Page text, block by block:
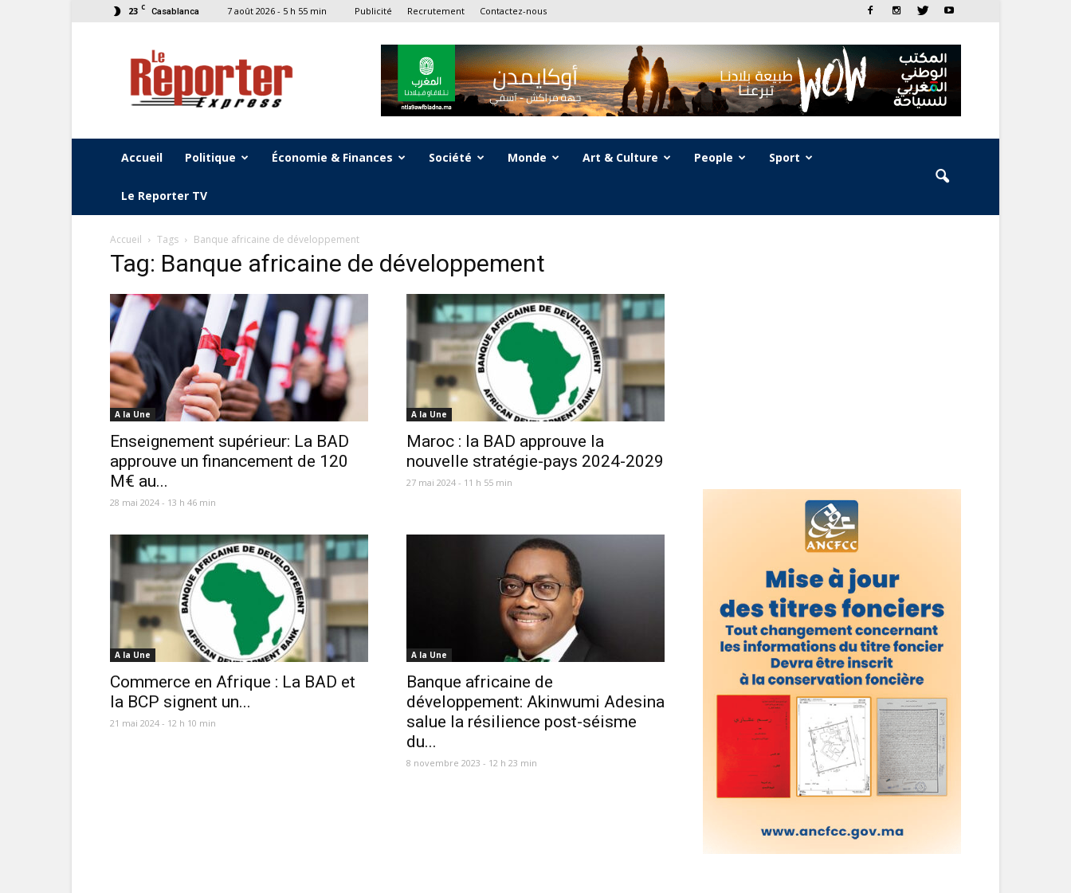
23 C Casablanca 7 août 2026 - 5 h 55 min Publicité Recrutement Contactez-nous
Le
Reporter
Express
Accueil Politique Économie & Finances Société Monde Art & Culture People Sport
Le Reporter TV
Accueil Tags Banque africaine de développement
Tag: Banque africaine de développement
A la Une
Enseignement supérieur: La BAD
approuve un financement de 120
M€ au...
28 mai 2024 - 13 h 46 min
A la Une
Maroc : la BAD approuve la
nouvelle stratégie-pays 2024-2029
27 mai 2024 - 11 h 55 min
A la Une
Commerce en Afrique : La BAD et
la BCP signent un...
21 mai 2024 - 12 h 10 min
A la Une
Banque africaine de
développement: Akinwumi Adesina
salue la résilience post-séisme
du...
8 novembre 2023 - 12 h 23 min